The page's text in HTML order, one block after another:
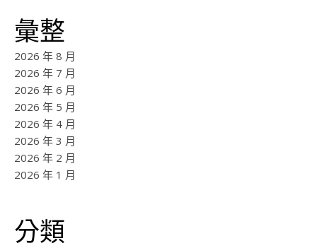
彙整
2026 年 8 月
2026 年 7 月
2026 年 6 月
2026 年 5 月
2026 年 4 月
2026 年 3 月
2026 年 2 月
2026 年 1 月
分類